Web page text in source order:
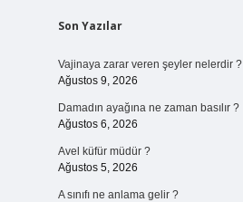
Sidebar
Son Yazılar
Vajinaya zarar veren şeyler nelerdir ?
Ağustos 9, 2026
Damadın ayağına ne zaman basılır ?
Ağustos 6, 2026
Avel küfür müdür ?
Ağustos 5, 2026
A sınıfı ne anlama gelir ?